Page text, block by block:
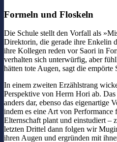
Formeln und Floskeln
Die Schule stellt den Vorfall als
Direktorin, die gerade ihre Enkelin
ihre Kollegen reden vor Saori in
verhalten sich unterwürfig, aber
hätten tote Augen, sagt die empörte
In einem zweiten Erzählstrang
Perspektive von Herrn Hori ab.
anders dar, ebenso das eigenartige
indem es eine Art von
Elternschaft plant und einstudiert –
letzten Drittel dann folgen wir
ihren Augen und ergründen mit